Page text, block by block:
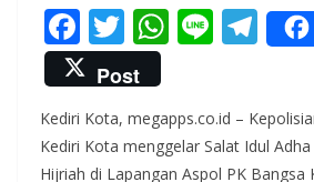
F
ac
e
b
o
T
w
itt
er
W
s
A
Li T
el
gr
a
Post
Kediri Kota, megapps.co.id –
Kediri Kota menggelar Salat Idul
Hijriah di Lapangan Aspol PK Bangsa